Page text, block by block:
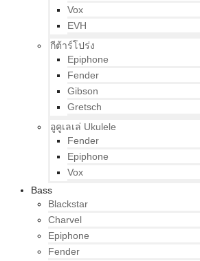
Vox
EVH
กีต้าร์โปร่ง
Epiphone
Fender
Gibson
Gretsch
อูคูเลเล่ Ukulele
Fender
Epiphone
Vox
Bass
Blackstar
Charvel
Epiphone
Fender